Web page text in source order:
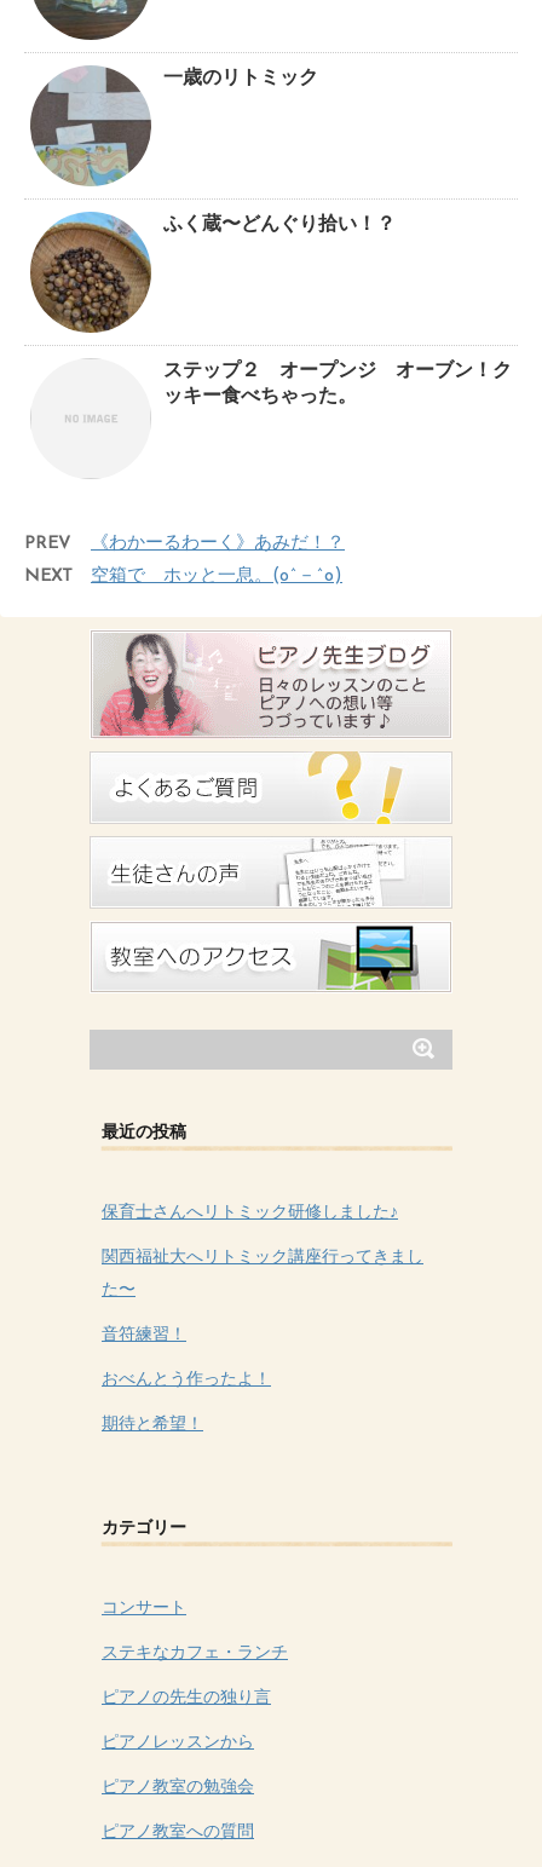
一歳のリトミック
ふく蔵〜どんぐり拾い！？
ステップ２ オープンジ オーブン！ク
ッキー食べちゃった。
PREV
《わかーるわーく》あみだ！？
NEXT
空箱で ホッと一息。(o^－^o)
最近の投稿
保育士さんへリトミック研修しました♪
関西福祉大へリトミック講座行ってきまし
た〜
音符練習！
おべんとう作ったよ！
期待と希望！
カテゴリー
コンサート
ステキなカフェ・ランチ
ピアノの先生の独り言
ピアノレッスンから
ピアノ教室の勉強会
ピアノ教室への質問